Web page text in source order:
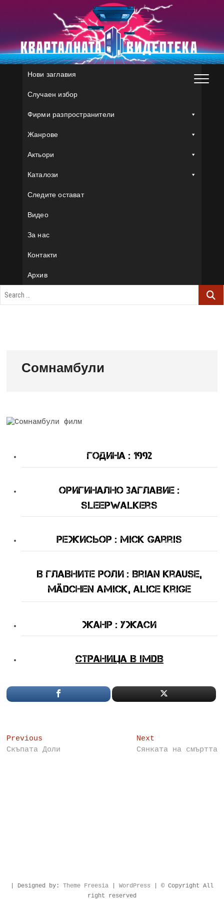
Нови заглавия
Случаен избор
Фирми разпространители
Жанрове
Актьори
Каталози
Следите остават
Видео
За нас
Контакти
Архив
Сомнамбули
Година : 1992
оригинално Заглавие :
Sleepwalkers
Режисьор : Mick Garris
В Главните Роли : Brian Krause,
Mädchen Amick, Alice Krige
Жанр : ужаси
Страница в IMDB
Post
navigation
Previous
post:
Скъпата Доли
NextNext
post:
Сянката на смъртта
| Designed by: Theme Freesia| WordPress | © Copyright All
right reserved